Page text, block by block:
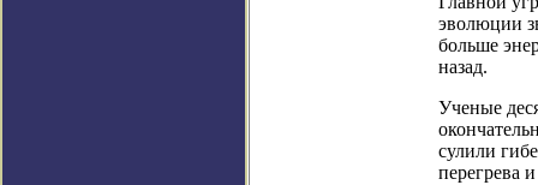
эволюции
больше
назад.
Ученые
сулили
перегрева